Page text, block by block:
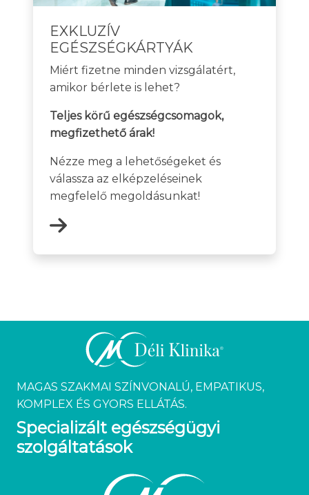
EXKLUZÍV
EGÉSZSÉGKÁRTYÁK
Miért fizetne minden vizsgálatért,
amikor bérlete is lehet?
Teljes körű egészségcsomagok,
megfizethető árak!
Nézze meg a lehetőségeket és
válassza az elképzeléseinek
megfelelő megoldásunkat!
MAGAS SZAKMAI SZÍNVONALÚ, EMPATIKUS,
KOMPLEX ÉS GYORS ELLÁTÁS.
Specializált egészségügyi
szolgáltatások